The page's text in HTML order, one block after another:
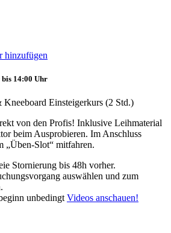
hinzufügen
bis 14:00 Uhr
Kneeboard Einsteigerkurs (2 Std.)
von den Profis! Inklusive Leihmaterial
beim Ausprobieren. Im Anschluss
„Üben-Slot“ mitfahren.
Stornierung bis 48h vorher.
auswählen und zum
unbedingt Videos anschauen!